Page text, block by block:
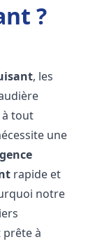
?
, les
tout
une
rapide et
notre
prête à